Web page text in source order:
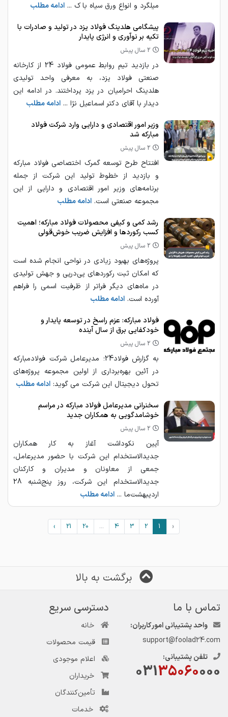
میلگرد و انواع ورق سیاه با ک ... ادامه مطلب
پیشگامی هلدینگ فولاد یزد در تولید و صادرات با
تکیه بر نوآوری و انرژی پایدار
2 سال پیش
در بازدید تیم روابط عمومی فولاد 24 از کارخانه
صنعتی فولاد یزد، به معرفی واحد تولیدی
هلدینگ احرامیان در یزد پرداختند. در ادامه این
دیدار با آقای دکتر اسماعیل نژا ... ادامه مطلب
وزیر امور اقتصادی و دارایی وارد شرکت فولاد
مبارکه شد
2 سال پیش
افتتاح طرح توسعه گمرک اختصاصی فولاد مبارکه
و بازدید از خطوط تولید این شرکت از جمله
برنامه‌های وزیر امور اقتصادی و دارایی از این
مجموعه صنعتی است. ادامه مطلب
رشد کمی و کیفی محصولات فولاد مبارکه؛ اهمیت
کسب رکوردها و افزایش ضریب خوش‌قولی
2 سال پیش
پروژه‌های بهبود زیادی در نواحی انجام شده است
که امکان ثبت رکوردهای پی‌درپی و جهش تولیدی
در ماه‌های دیگر فراتر از ظرفیت اسمی را فراهم
آورده است. ادامه مطلب
فولاد مبارکه: عزم راسخ در توسعه پایدار و
خودکفایی برق از سال آینده
2 سال پیش
به گزارش فولاد24؛ مدیرعامل شرکت فولادمبارکه
در آئین بهره‌برداری از اولین مجموعه پروژه‌های
تحول دیجیتال این شرکت می گوید: ادامه مطلب
سخنرانی مدیرعامل فولاد مبارکه در مراسم
خوشامدگویی به همکاران جدید
2 سال پیش
آیین نکوداشت آغاز به کار همکاران
جدیدالاستخدام این شرکت با حضور مدیرعامل،
جمعی از معاونان و مدیران و کارکنان
جدیدالاستخدام این شرکت، روز پنج‌شنبه 28
اردیبهشت‌ما ... ادامه مطلب
‹
1
2
3
4
...
20
21
›
برگشت به بالا
تماس با ما
واحد پشتیبانی امور کاربران:
support@foolad24.com
تلفن پشتیبانی:
03135060000
دسترسی سریع
خانه
قیمت محصولات
اعلام موجودی
خریداران
تأمین‌کنندگان
خدمات